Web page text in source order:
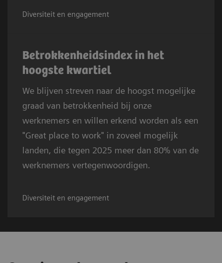
Diversiteit en engagement
Betrokkenheidsindex in het
hoogste kwartiel
We blijven streven naar de hoogst mogelijke
graad van betrokkenheid bij onze
werknemers en willen erkend worden als een
"Great place to work" in zoveel mogelijk
landen, die tegen 2025 meer dan 80% van de
werknemers vertegenwoordigen.
Diversiteit en engagement